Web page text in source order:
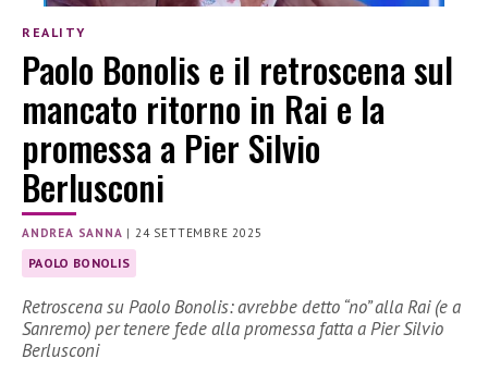
REALITY
Paolo Bonolis e il retroscena sul
mancato ritorno in Rai e la
promessa a Pier Silvio
Berlusconi
ANDREA SANNA |24 SETTEMBRE 2025
PAOLO BONOLIS
Retroscena su Paolo Bonolis: avrebbe detto “no” alla Rai (e a
Sanremo) per tenere fede alla promessa fatta a Pier Silvio
Berlusconi